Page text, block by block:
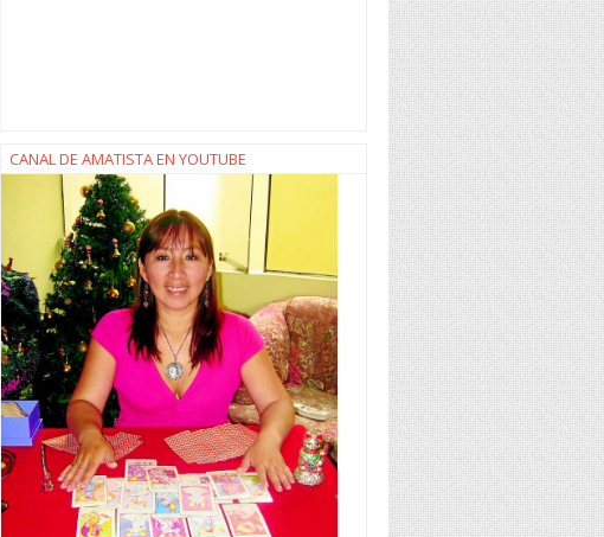
CANAL DE AMATISTA EN YOUTUBE